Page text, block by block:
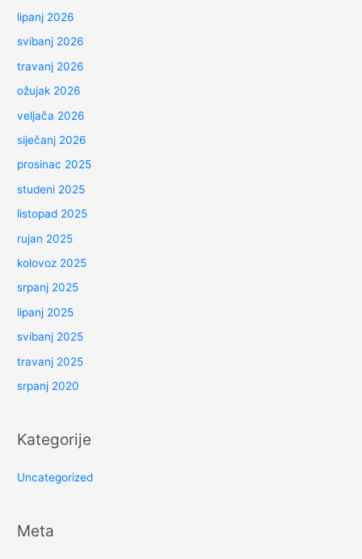
lipanj 2026
svibanj 2026
travanj 2026
ožujak 2026
veljača 2026
siječanj 2026
prosinac 2025
studeni 2025
listopad 2025
rujan 2025
kolovoz 2025
srpanj 2025
lipanj 2025
svibanj 2025
travanj 2025
srpanj 2020
Kategorije
Uncategorized
Meta